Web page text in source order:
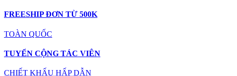
FREESHIP ĐƠN TỪ 500K
TOÀN QUỐC
TUYỂN CỘNG TÁC VIÊN
CHIẾT KHẤU HẤP DẪN